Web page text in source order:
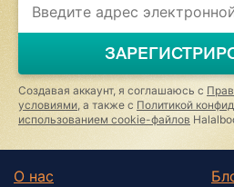
you
ignore
this
field
Создавая аккаунт, я соглашаюсь с
условиями , а также с Политикой
использованием cookie-файлов
О нас